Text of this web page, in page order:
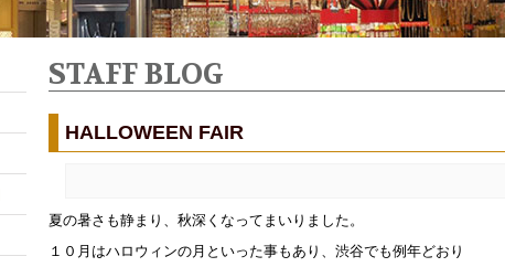
STAFF BLOG
HALLOWEEN FAIR
夏の暑さも静まり、秋深くなってまいりました。
１０月はハロウィンの月といった事もあり、渋谷でも例年どおり